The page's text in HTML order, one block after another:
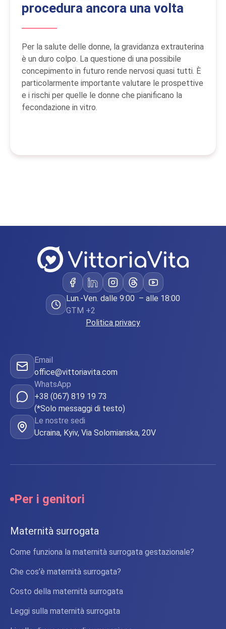
procedura ancora una volta
Per la salute delle donne, la gravidanza extrauterina
è un duro colpo. La questione di una possibile
concepimento in futuro rende nervosi quasi tutti. È
particolarmente importante valutare le prospettive
e i rischi per quelle le donne che pianificano la
fecondazione in vitro.
Lun.-Ven. dalle 9:00 – alle 18:00
GTM +2
Politica privacy
Email
office@vittoriavita.com
WhatsApp
+38 (067) 819 19 73
(*Solo messaggi di testo)
Le nostre sedi
Ucraina, Kyiv, Via Solomianska, 20V
Per i genitori
Maternità surrogata
Come funziona la maternità surrogata gestazionale?
Che cos’è maternità surrogata?
Costo della maternità surrogata
Leggi sulla maternità surrogata